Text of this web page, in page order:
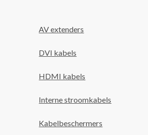
AV extenders
DVI kabels
HDMI kabels
Interne stroomkabels
Kabelbeschermers